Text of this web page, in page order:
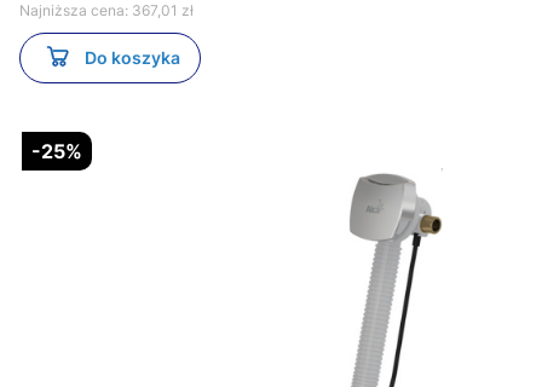
Najniższa cena: 367,01 zł
Do koszyka
-25%